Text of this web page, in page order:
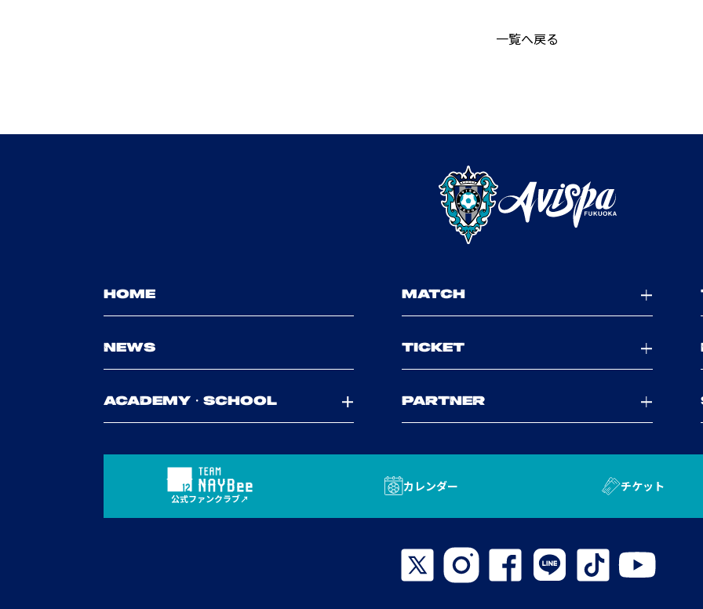
一覧へ戻る
HOME MATCH
NEWS TICKET
ACADEMY・SCHOOL PARTNER
公式ファンクラブ
カレンダー チケット